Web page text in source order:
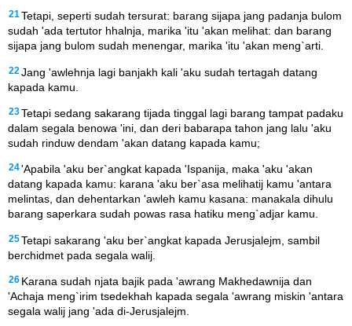
21 Tetapi, seperti sudah tersurat: barang sijapa jang padanja bulom
sudah 'ada tertutor hhalnja, marika 'itu 'akan melihat: dan barang
sijapa jang bulom sudah menengar, marika 'itu 'akan meng`arti.
22 Jang 'awlehnja lagi banjakh kali 'aku sudah tertagah datang
kapada kamu.
23Tetapi sedang sakarang tijada tinggal lagi barang tampat padaku
dalam segala benowa 'ini, dan deri babarapa tahon jang lalu 'aku
sudah rinduw dendam 'akan datang kapada kamu;
24'Apabila 'aku ber`angkat kapada 'Ispanija, maka 'aku 'akan
datang kapada kamu: karana 'aku ber`asa melihatij kamu 'antara
melintas, dan dehentarkan 'awleh kamu kasana: manakala dihulu
barang saperkara sudah powas rasa hatiku meng`adjar kamu.
25Tetapi sakarang 'aku ber`angkat kapada Jerusjalejm, sambil
berchidmet pada segala walij.
26 Karana sudah njata bajik pada 'awrang Makhedawnija dan
'Achaja meng`irim tsedekhah kapada segala 'awrang miskin 'antara
segala walij jang 'ada di-Jerusjalejm.